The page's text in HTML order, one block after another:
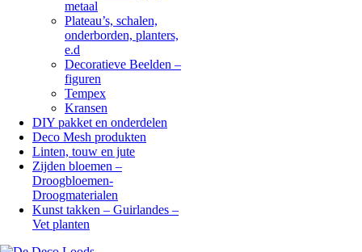
metaal
Plateau’s, schalen,
onderborden, planters,
e.d
Decoratieve Beelden –
figuren
Tempex
Kransen
DIY pakket en onderdelen
Deco Mesh produkten
Linten, touw en jute
Zijden bloemen –
Droogbloemen-
Droogmaterialen
Kunst takken – Guirlandes –
Vet planten